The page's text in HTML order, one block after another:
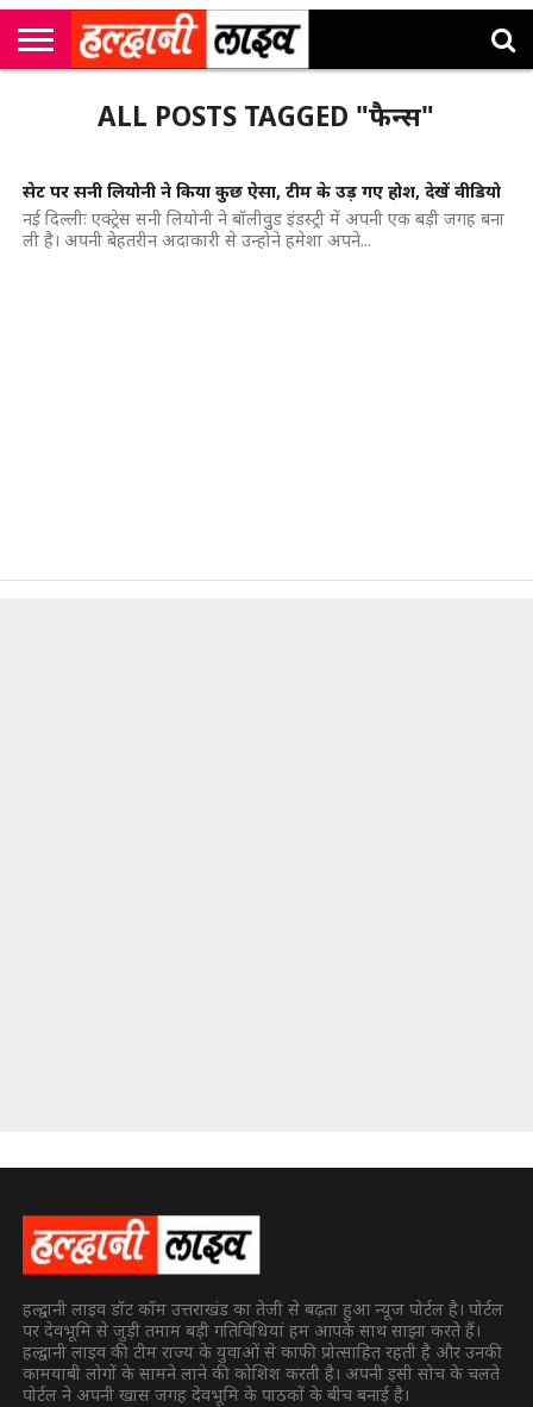
सम्पादकीयALL POSTS TAGGED "फैन्स"
सेट पर सनी लियोनी ने किया कुछ ऐसा, टीम के उड़ गए होश, देखें वीडियो
नई दिल्लीः एक्ट्रेस सनी लियोनी ने बॉलीवुुड इंडस्ट्री में अपनी एक बड़ी जगह बना
ली है। अपनी बेहतरीन अदाकारी से उन्होने हमेशा अपने...
हल्द्वानी लाइव डॉट कॉम उत्तराखंड का तेजी से बढ़ता हुआ न्यूज पोर्टल है। पोर्टल
पर देवभूमि से जुड़ी तमाम बड़ी गतिविधियां हम आपके साथ साझा करते हैं।
हल्द्वानी लाइव की टीम राज्य के युवाओं से काफी प्रोत्साहित रहती है और उनकी
कामयाबी लोगों के सामने लाने की कोशिश करती है। अपनी इसी सोच के चलते
पोर्टल ने अपनी खास जगह देवभूमि के पाठकों के बीच बनाई है।